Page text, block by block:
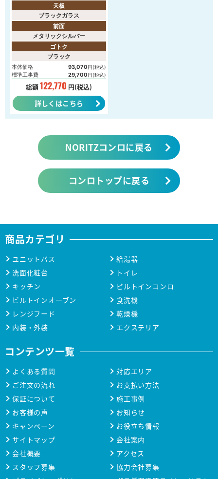
天板
ブラックガラス
前面
メタリックシルバー
ゴトク
ブラック
本体価格 93,070円(税込)
標準工事費 29,700円(税込)
総額122,770 円(税込)
詳しくはこちら
NORITZコンロに戻る
コンロトップに戻る
商品カテゴリ
ユニットバス
給湯器
洗面化粧台
トイレ
キッチン
ビルトインコンロ
ビルトインオーブン
食洗機
レンジフード
乾燥機
内装・外装
エクステリア
コンテンツ一覧
よくある質問
対応エリア
ご注文の流れ
お支払い方法
保証について
施工事例
お客様の声
お知らせ
キャンペーン
お役立ち情報
サイトマップ
会社案内
会社概要
アクセス
スタッフ募集
協力会社募集